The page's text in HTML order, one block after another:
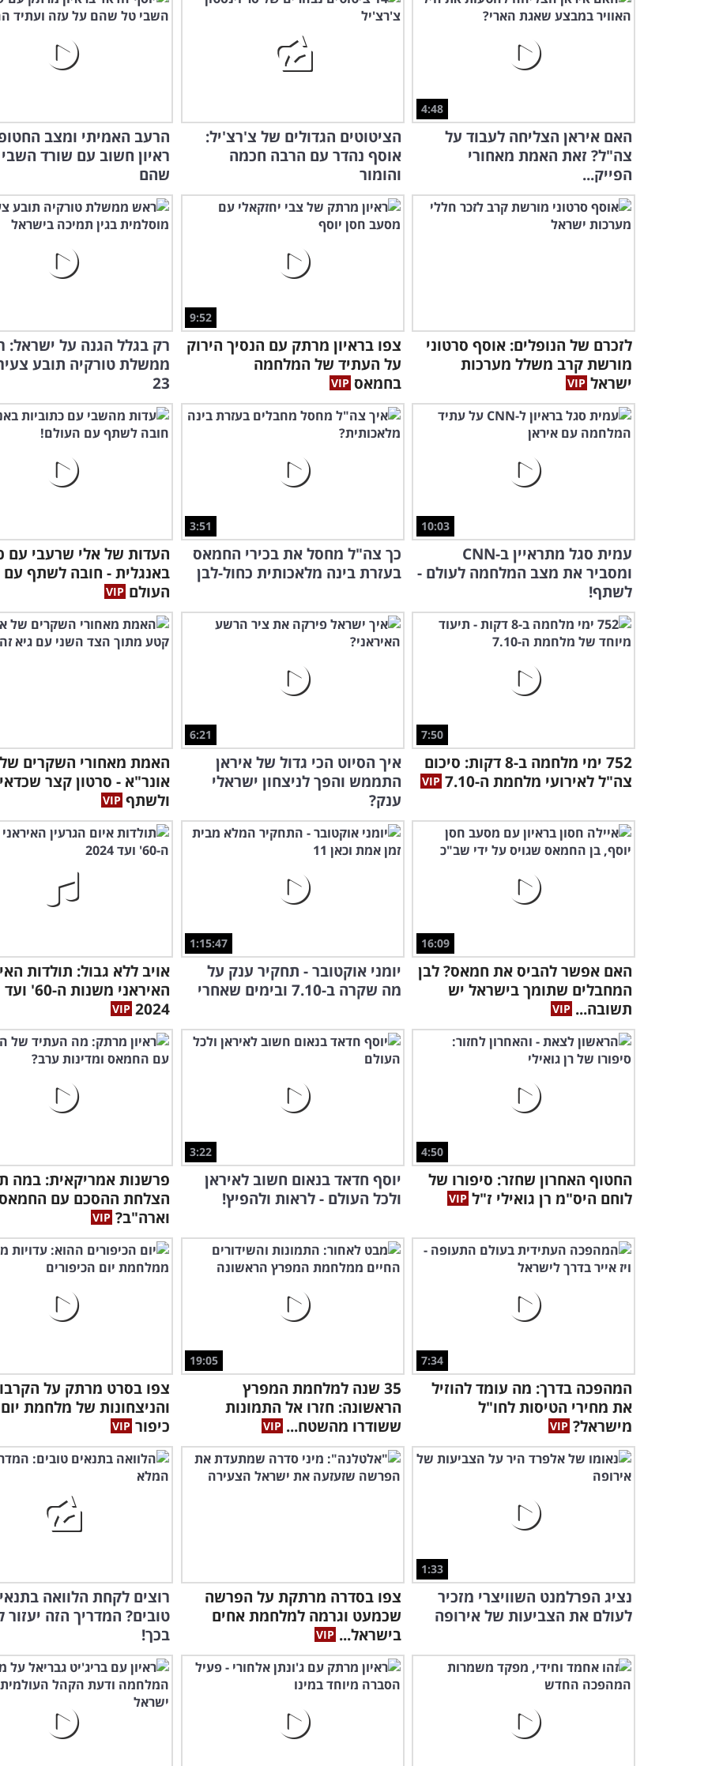
4:48
האם איראן הצליחה לעבוד על
צה"ל? זאת האמת מאחורי
הפייק...
הציטוטים הגדולים של צ'רצ'יל:
אוסף נהדר עם הרבה חכמה
והומור
הרעב האמיתי ומצב
ראיון חשוב עם שורד
שהם
לזכרם של הנופלים: אוסף סרטוני
מורשת קרב משלל מערכות
ישראל
9:52
צפו בראיון מרתק עם הנסיך הירוק
על העתיד של המלחמה
בחמאס
רק בגלל הגנה על ישראל:
ממשלת טורקיה תובע
23
10:03
עמית סגל מתראיין ב-CNN
ומסביר את מצב המלחמה לעולם -
לשתף!
3:51
כך צה"ל מחסל את בכירי החמאס
בעזרת בינה מלאכותית כחול-לבן
העדות של אלי שרעבי עם
באנגלית - חובה לשתף עם
העולם
7:50
752 ימי מלחמה ב-8 דקות: סיכום
צה"ל לאירועי מלחמת ה-7.10
6:21
איך הסיוט הכי גדול של איראן
התממש והפך לניצחון ישראלי
ענק?
האמת מאחורי השקרים של
אונר"א - סרטון קצר
ולשתף
16:09
האם אפשר להביס את חמאס? לבן
המחבלים שתומך בישראל יש
תשובה...
1:15:47
יומני אוקטובר - תחקיר ענק על
מה שקרה ב-7.10 ובימים שאחרי
אויב ללא גבול: תולדות
האיראני משנות ה-60' ועד
2024
4:50
החטוף האחרון שחזר: סיפורו של
לוחם היס"מ רן גואילי ז"ל
3:22
יוסף חדאד בנאום חשוב לאיראן
ולכל העולם - לראות ולהפיץ!
פרשנות אמריקאית: במה
הצלחת ההסכם עם
וארה"ב?
7:34
המהפכה בדרך: מה עומד להוזיל
את מחירי הטיסות לחו"ל
מישראל?
19:05
35 שנה למלחמת המפרץ
הראשונה: חזרו אל התמונות
ששודרו מהשטח...
צפו בסרט מרתק על
והניצחונות של מלחמת יום
כיפור
1:33
נציג הפרלמנט השוויצרי מזכיר
לעולם את הצביעות של אירופה
צפו בסדרה מרתקת על הפרשה
שכמעט וגרמה למלחמת אחים
בישראל...
רוצים לקחת הלוואה
טובים? המדריך הזה יעזור
בכך!